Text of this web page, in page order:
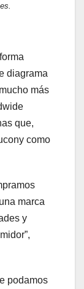
diagrama
más
que,
como
marca
y
podamos